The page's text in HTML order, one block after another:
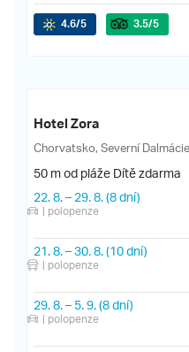
4.6/5 3.5/5
Hotel Zora
Chorvatsko, Severní
50 m od pláže Dítě zdarma
22. 8.– 29. 8.(8 dní)
| polopenze
21. 8.–30. 8.(10 dní)
| polopenze
29. 8.– 5. 9.(8 dní)
| polopenze